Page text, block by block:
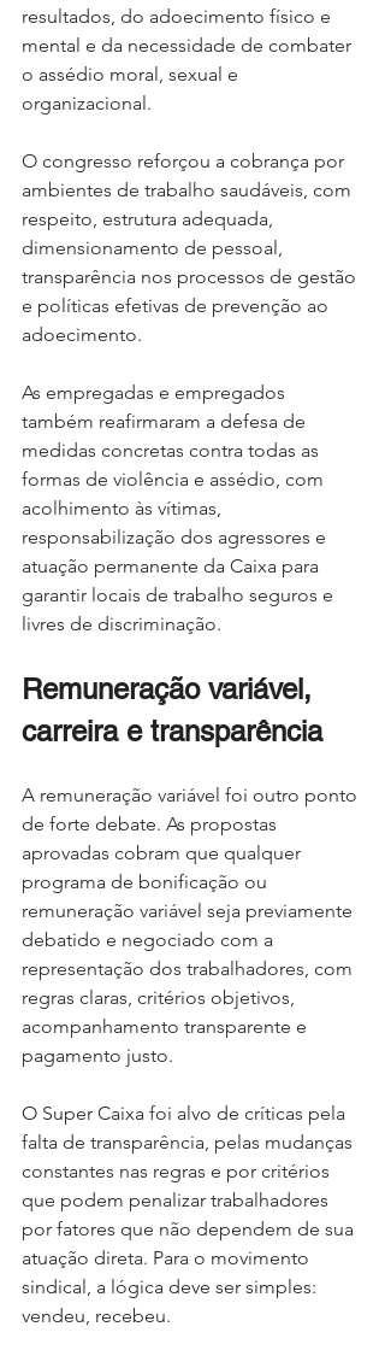
resultados, do adoecimento físico e
mental e da necessidade de combater
o assédio moral, sexual e
organizacional.
O congresso reforçou a cobrança por
ambientes de trabalho saudáveis, com
respeito, estrutura adequada,
dimensionamento de pessoal,
transparência nos processos de gestão
e políticas efetivas de prevenção ao
adoecimento.
As empregadas e empregados
também reafirmaram a defesa de
medidas concretas contra todas as
formas de violência e assédio, com
acolhimento às vítimas,
responsabilização dos agressores e
atuação permanente da Caixa para
garantir locais de trabalho seguros e
livres de discriminação.
Remuneração variável,
carreira e transparência
A remuneração variável foi outro ponto
de forte debate. As propostas
aprovadas cobram que qualquer
programa de bonificação ou
remuneração variável seja previamente
debatido e negociado com a
representação dos trabalhadores, com
regras claras, critérios objetivos,
acompanhamento transparente e
pagamento justo.
O Super Caixa foi alvo de críticas pela
falta de transparência, pelas mudanças
constantes nas regras e por critérios
que podem penalizar trabalhadores
por fatores que não dependem de sua
atuação direta. Para o movimento
sindical, a lógica deve ser simples:
vendeu, recebeu.